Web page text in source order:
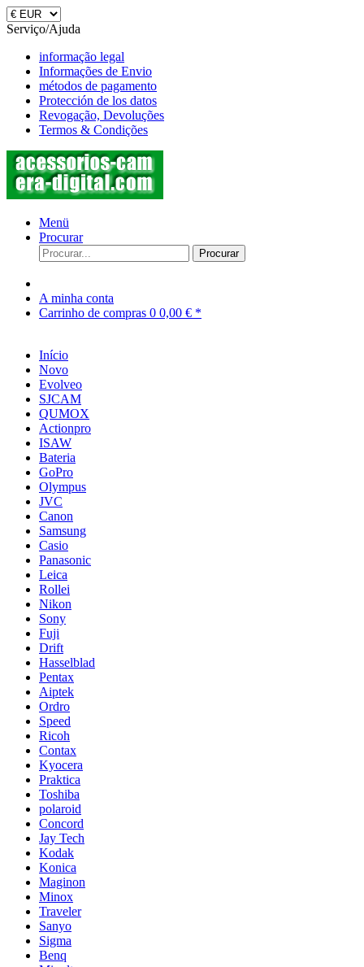
Serviço/Ajuda
informação legal
Informações de Envio
métodos de pagamento
Protección de los datos
Revogação, Devoluções
Termos & Condições
Menü
Procurar
Procurar
A minha conta
Carrinho de compras 0 0,00 € *
Início
Novo
Evolveo
SJCAM
QUMOX
Actionpro
ISAW
Bateria
GoPro
Olympus
JVC
Canon
Samsung
Casio
Panasonic
Leica
Rollei
Nikon
Sony
Fuji
Drift
Hasselblad
Pentax
Aiptek
Ordro
Speed
Ricoh
Contax
Kyocera
Praktica
Toshiba
polaroid
Concord
Jay Tech
Kodak
Konica
Maginon
Minox
Traveler
Sanyo
Sigma
Benq